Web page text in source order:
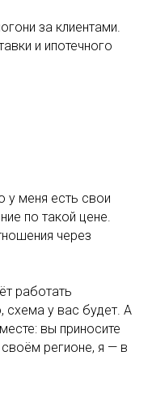
за клиентами.
и ипотечного
у меня есть свои
по такой цене.
через
работать
схема у вас будет. А
вы приносите
регионе, я — в